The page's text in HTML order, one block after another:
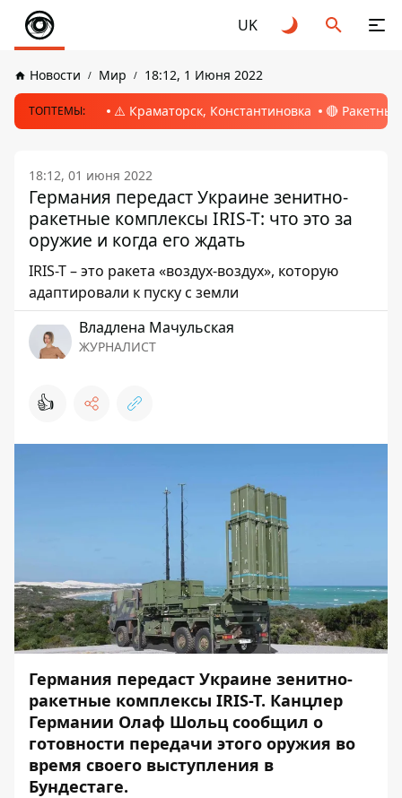
UK
Новости Мир 18:12, 1 Июня 2022
ТОПТЕМЫ: ⚠️ Краматорск, Константиновка 🔴
18:12, 01 июня 2022
Германия передаст Украине зенитно-
ракетные комплексы IRIS-T: что это за
оружие и когда его ждать
IRIS-T – это ракета «воздух-воздух», которую
адаптировали к пуску с земли
Владлена Мачульская
ЖУРНАЛИСТ
👍
Германия передаст Украине зенитно-
ракетные комплексы IRIS-T. Канцлер
Германии Олаф Шольц сообщил о
готовности передачи этого оружия во
время своего выступления в
Бундестаге.